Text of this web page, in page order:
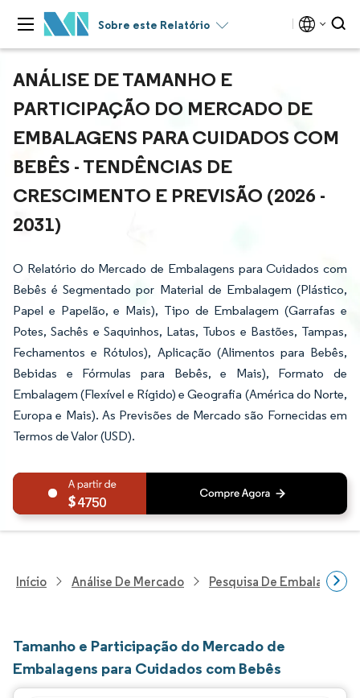
Sobre este Relatório
ANÁLISE DE TAMANHO E
PARTICIPAÇÃO DO MERCADO DE
EMBALAGENS PARA CUIDADOS COM
BEBÊS - TENDÊNCIAS DE
CRESCIMENTO E PREVISÃO (2026 -
2031)
O Relatório do Mercado de Embalagens para Cuidados com
Bebês é Segmentado por Material de Embalagem (Plástico,
Papel e Papelão, e Mais), Tipo de Embalagem (Garrafas e
Potes, Sachês e Saquinhos, Latas, Tubos e Bastões, Tampas,
Fechamentos e Rótulos), Aplicação (Alimentos para Bebês,
Bebidas e Fórmulas para Bebês, e Mais), Formato de
Embalagem (Flexível e Rígido) e Geografia (América do Norte,
Europa e Mais). As Previsões de Mercado são Fornecidas em
Termos de Valor (USD).
4750
Início Análise De Mercado Pesquisa De Embalagens
Tamanho e Participação do Mercado de
Embalagens para Cuidados com Bebês